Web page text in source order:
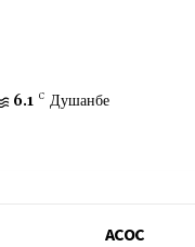
6.1 C Душанбе
АСОСӢ